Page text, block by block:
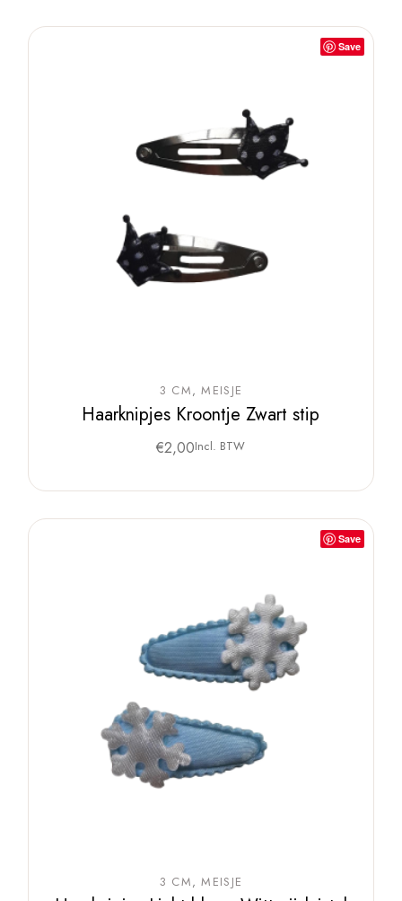
Save
3 CM MEISJE
Haarknipjes Kroontje Zwart stip
€2,00Incl. BTW
Save
3 CM MEISJE